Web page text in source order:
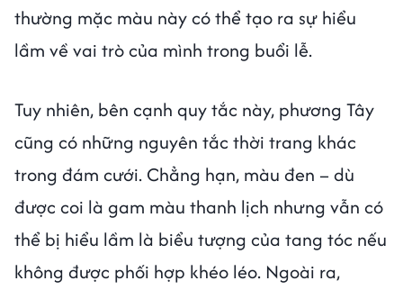
thường mặc màu này có thể tạo ra sự hiểu
lầm về vai trò của mình trong buổi lễ.
Tuy nhiên, bên cạnh quy tắc này, phương Tây
cũng có những nguyên tắc thời trang khác
trong đám cưới. Chẳng hạn, màu đen – dù
được coi là gam màu thanh lịch nhưng vẫn có
thể bị hiểu lầm là biểu tượng của tang tóc nếu
không được phối hợp khéo léo. Ngoài ra,